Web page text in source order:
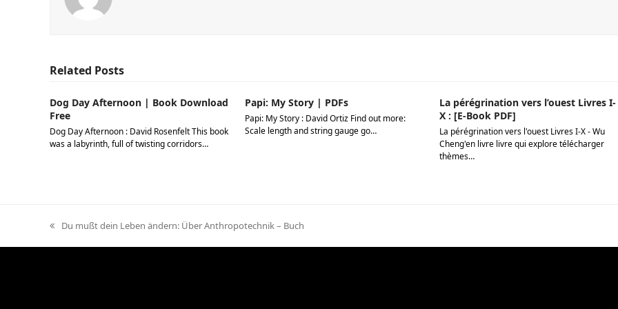
Related Posts
Dog Day Afternoon | Book Download
Free
Dog Day Afternoon : David Rosenfelt This book
was a labyrinth, full of twisting corridors…
Papi: My Story | PDFs
Papi: My Story : David Ortiz Find out more:
Scale length and string gauge go…
La pérégrination vers l’ouest Livres I-
X : [E-Book PDF]
La pérégrination vers l'ouest Livres I-X - Wu
Cheng'en livre livre qui explore télécharger
thèmes…
previous
Du mußt dein Leben ändern: Über Anthropotechnik – Buch